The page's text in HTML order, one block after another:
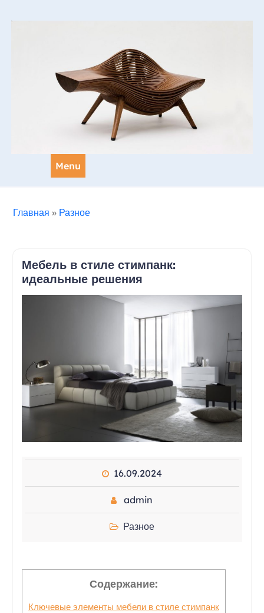
Menu
Главная » Разное
Мебель в стиле стимпанк:
идеальные решения
16.09.2024
admin
Разное
Содержание:
Ключевые элементы мебели в стиле стимпанк